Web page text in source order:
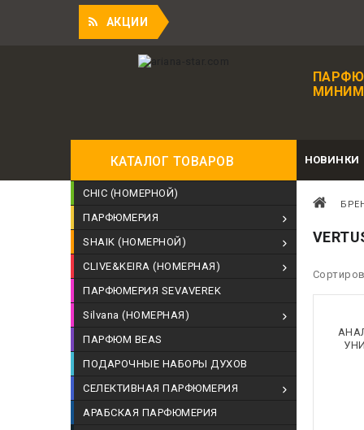
АКЦИИ
КАТАЛОГ ТОВАРОВ НОВИНКИ
CHIC (НОМЕРНОЙ)
ПАРФЮМЕРИЯ
SHAIK (НОМЕРНОЙ)
CLIVE&KEIRA (НОМЕРНАЯ)
ПАРФЮМЕРИЯ SEVAVEREK
Silvana (НОМЕРНАЯ)
ПАРФЮМ BEAS
ПОДАРОЧНЫЕ НАБОРЫ ДУХОВ
СЕЛЕКТИВНАЯ ПАРФЮМЕРИЯ
АРАБСКАЯ ПАРФЮМЕРИЯ